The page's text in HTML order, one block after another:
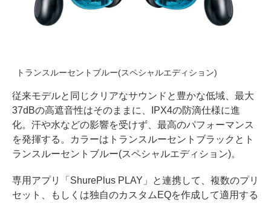
トランスルーセントブルー(スペシャルエディション)
従来モデルと同じクリアなサウンドと豊かな低域、最大
37dBの高遮音性はそのままに、IPX4の防滴仕様に進
化。汗や水などの影響を受けず、最高のパフォーマンス
を発揮する。カラーはトランスルーセントブラックとト
ランスルーセントブルー(スペシャルエディション)。
専用アプリ「ShurePlus PLAY」と連携して、複数のプリ
セット、もしくは独自のカスタムEQを作成して適用する